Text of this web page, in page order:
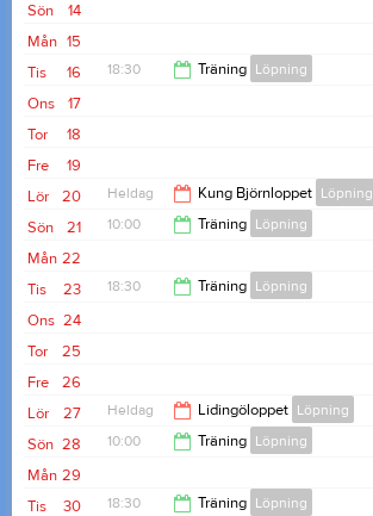
14
Sön
15
Mån
16
Tis 18:30 Träning Löpning
17
Ons
18
Tor
19
Fre
20
Lör Heldag Kung Björnloppet Löpning
21
Sön 10:00 Träning Löpning
12:00
22
Mån
23
Tis 18:30 Träning Löpning
24
Ons
25
Tor
26
Fre
27
Lör Heldag Lidingöloppet Löpning
28
Sön 10:00 Träning Löpning
12:00
29
Mån
30
Tis 18:30 Träning Löpning